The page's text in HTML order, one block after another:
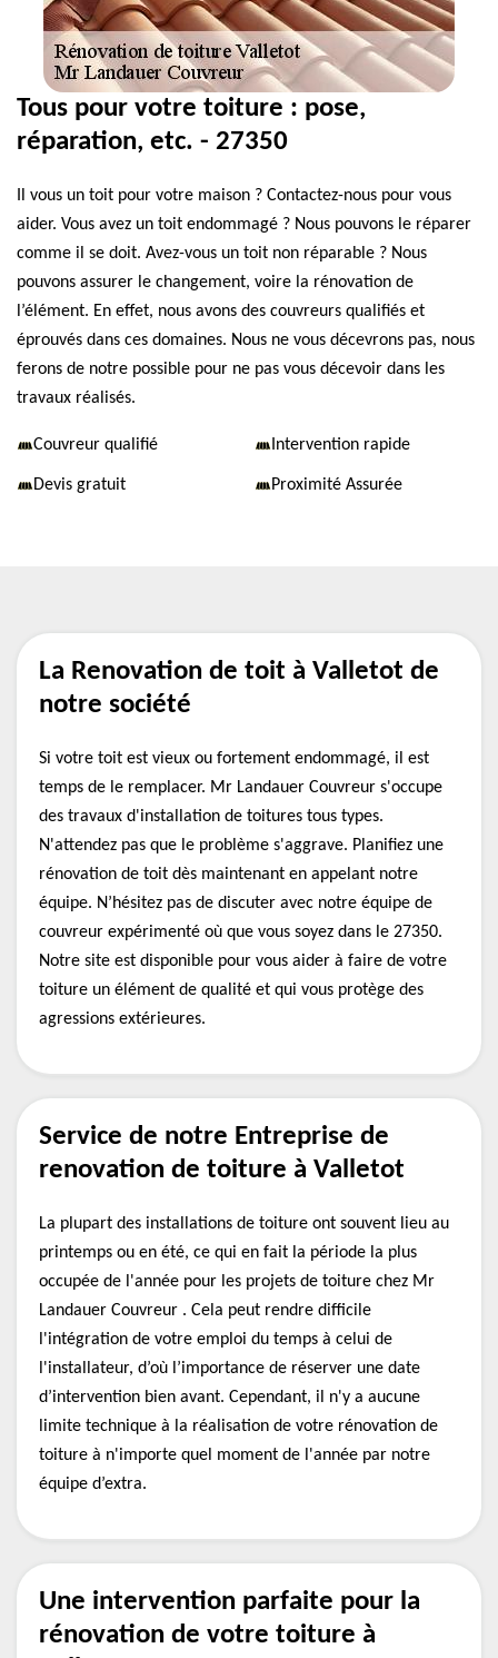
Tous pour votre toiture : pose,
réparation, etc. - 27350
Il vous un toit pour votre maison ? Contactez-nous pour vous
aider. Vous avez un toit endommagé ? Nous pouvons le réparer
comme il se doit. Avez-vous un toit non réparable ? Nous
pouvons assurer le changement, voire la rénovation de
l’élément. En effet, nous avons des couvreurs qualifiés et
éprouvés dans ces domaines. Nous ne vous décevrons pas, nous
ferons de notre possible pour ne pas vous décevoir dans les
travaux réalisés.
Couvreur qualifié Intervention rapide
Devis gratuit Proximité Assurée
La Renovation de toit à Valletot de
notre société
Si votre toit est vieux ou fortement endommagé, il est
temps de le remplacer. Mr Landauer Couvreur s'occupe
des travaux d'installation de toitures tous types.
N'attendez pas que le problème s'aggrave. Planifiez une
rénovation de toit dès maintenant en appelant notre
équipe. N’hésitez pas de discuter avec notre équipe de
couvreur expérimenté où que vous soyez dans le 27350.
Notre site est disponible pour vous aider à faire de votre
toiture un élément de qualité et qui vous protège des
agressions extérieures.
Service de notre Entreprise de
renovation de toiture à Valletot
La plupart des installations de toiture ont souvent lieu au
printemps ou en été, ce qui en fait la période la plus
occupée de l'année pour les projets de toiture chez Mr
Landauer Couvreur . Cela peut rendre difficile
l'intégration de votre emploi du temps à celui de
l'installateur, d’où l’importance de réserver une date
d’intervention bien avant. Cependant, il n'y a aucune
limite technique à la réalisation de votre rénovation de
toiture à n'importe quel moment de l'année par notre
équipe d’extra.
Une intervention parfaite pour la
rénovation de votre toiture à